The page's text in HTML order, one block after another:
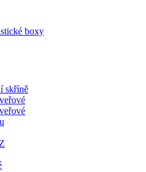
boxy
skříně